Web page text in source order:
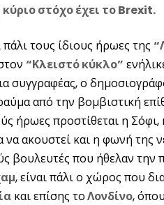
στόχο έχει το Brexit.
τους ίδιους ήρωες της
“Κλειστό κύκλο”
συγγραφέας, ο
από την βομβιστική
ήρωες προστίθεται η
να ακουστεί και η φωνή της
βουλευτές που ήθελαν την
, είναι πάλι ο χώρος που
και επίσης τοΛονδίνο,